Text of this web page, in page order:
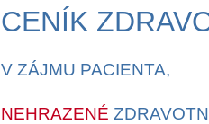
CENÍK
V ZÁJMU PACIENTA,
NEHRAZENÉ